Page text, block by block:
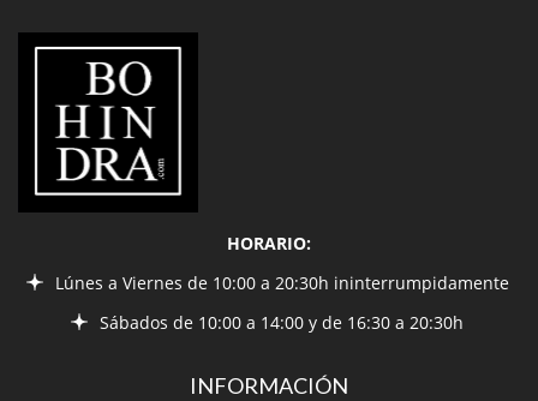
LIBRERÍA
BOHINDRA
HORARIO:
Lúnes a Viernes de 10:00 a 20:30h ininterrumpidamente
Sábados de 10:00 a 14:00 y de 16:30 a 20:30h
INFORMACIÓN